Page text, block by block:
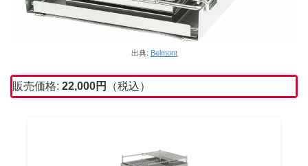
出典: Belmont
販売価格: 22,000円 （税込）